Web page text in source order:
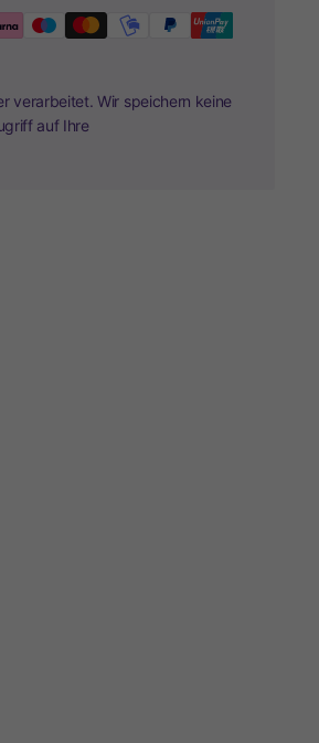
verarbeitet. Wir speichern keine
auf Ihre